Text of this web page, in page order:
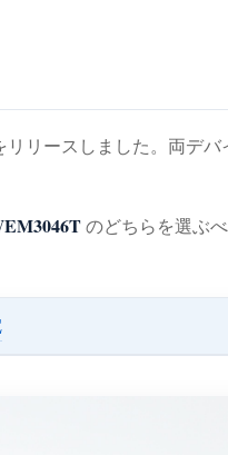
リリースしました。両デ
のどちらを選ぶ